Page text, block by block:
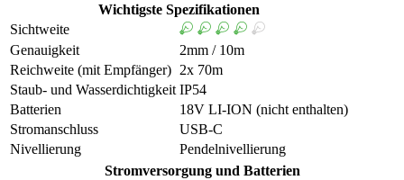
Wichtigste Spezifikationen
Sichtweite
Genauigkeit
2mm / 10m
Reichweite (mit Empfänger) 2x 70m
Staub- und Wasserdichtigkeit IP54
Batterien
18V LI-ION (nicht enthalten)
Stromanschluss
USB-C
Nivellierung
Pendelnivellierung
Stromversorgung und Batterien